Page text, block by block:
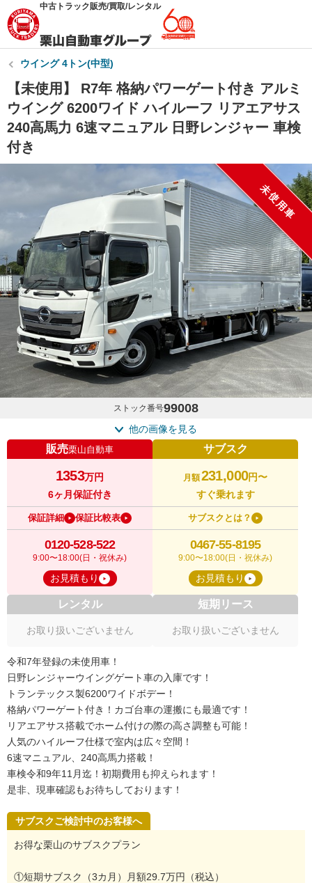
中古トラック販売/買取/レンタル
ウイング 4トン(中型)
【未使用】 R7年 格納パワーゲート付き アルミ
ウイング 6200ワイド ハイルーフ リアエアサス
240高馬力 6速マニュアル 日野レンジャー 車検
付き
未使用車
ストック番号99008
他の画像を見る
販売栗山自動車
1353万円
6ヶ月保証付き
保証詳細 保証比較表
0120-528-522
9:00〜18:00(日・祝休み)
お見積もり
サブスク
月額231,000円〜
すぐ乗れます
サブスクとは？
0467-55-8195
9:00〜18:00(日・祝休み)
お見積もり
レンタル
お取り扱いございません
短期リース
お取り扱いございません
令和7年登録の未使用車！
日野レンジャーウイングゲート車の入庫です！
トランテックス製6200ワイドボデー！
格納パワーゲート付き！カゴ台車の運搬にも最適です！
リアエアサス搭載でホーム付けの際の高さ調整も可能！
人気のハイルーフ仕様で室内は広々空間！
6速マニュアル、240高馬力搭載！
車検令和9年11月迄！初期費用も抑えられます！
是非、現車確認もお待ちしております！
サブスクご検討中のお客様へ
お得な栗山のサブスクプラン
①短期サブスク（3カ月）月額29.7万円（税込）